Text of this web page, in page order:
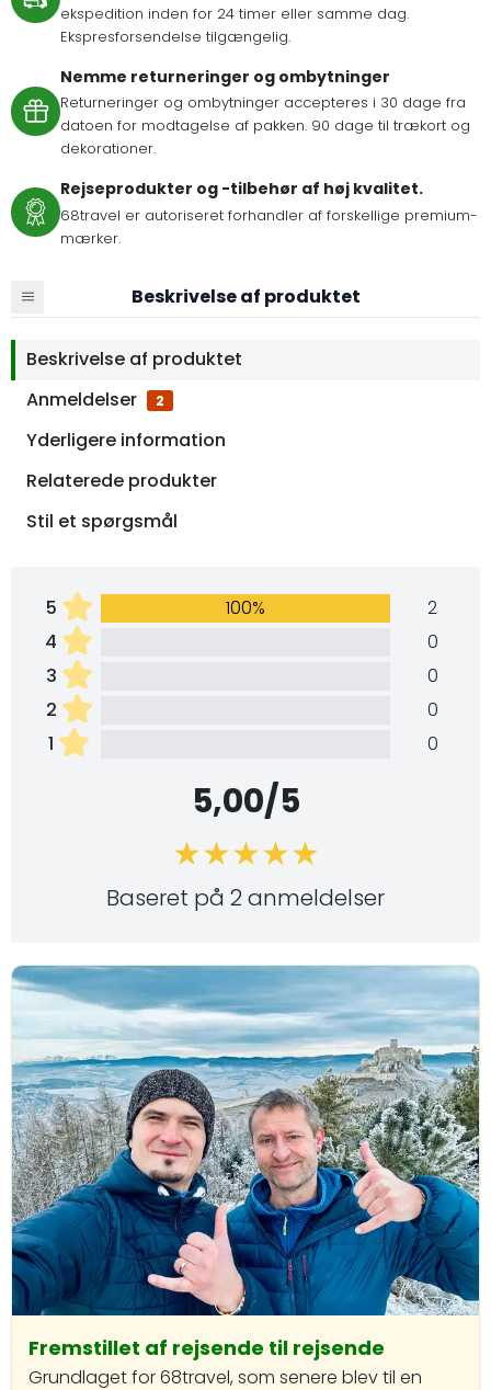
ekspedition inden for 24 timer eller samme dag.
Ekspresforsendelse tilgængelig.
Nemme returneringer og ombytninger
Returneringer og ombytninger accepteres i 30 dage fra
datoen for modtagelse af pakken. 90 dage til trækort og
dekorationer.
Rejseprodukter og -tilbehør af høj kvalitet.
68travel er autoriseret forhandler af forskellige premium-
mærker.
Beskrivelse af produktet
Beskrivelse af produktet
Anmeldelser
2
Yderligere information
Relaterede produkter
Stil et spørgsmål
5 100%
2
4
0
3
0
2
0
1
0
5,00/5
Baseret på 2 anmeldelser
Fremstillet af rejsende til rejsende
Grundlaget for 68travel, som senere blev til en